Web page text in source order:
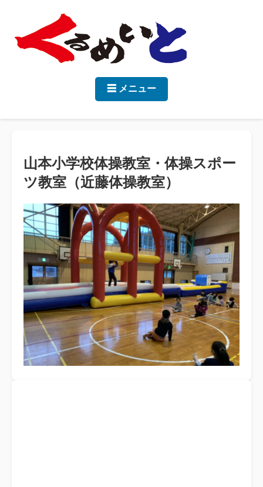
☰ メニュー
山本小学校体操教室・体操スポー
ツ教室（近藤体操教室）